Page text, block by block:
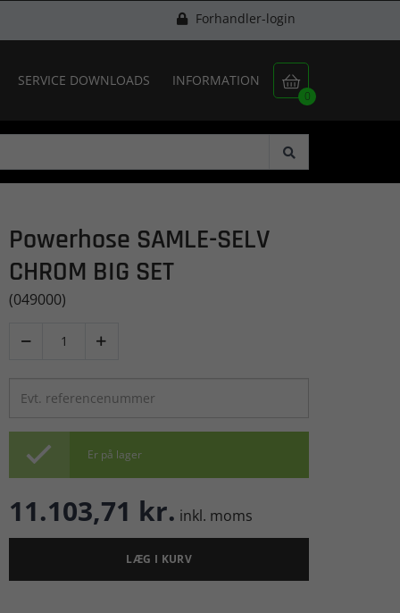
Forhandler-login

0
SERVICE DOWNLOADS INFORMATION
Powerhose SAMLE-SELV
CHROM BIG SET
(049000)
 
 Er på lager
11.103,71 kr. inkl. moms
LÆG I KURV